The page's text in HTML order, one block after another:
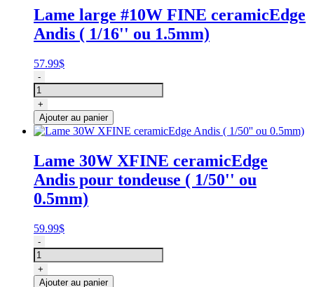
lames
Larges/Wide,
Andis
Lame large #10W FINE ceramicEdge
Andis ( 1/16'' ou 1.5mm)
57.99$
quantité
de
Lame
#10W
FINE
ceramicEdge
(
1/16''
ou
1.5mm)
-
+
Ajouter au panier
Lame 30W XFINE ceramicEdge
Andis pour tondeuse ( 1/50'' ou
0.5mm)
59.99$
quantité
de
Lame
30W
-
+
Ajouter au panier